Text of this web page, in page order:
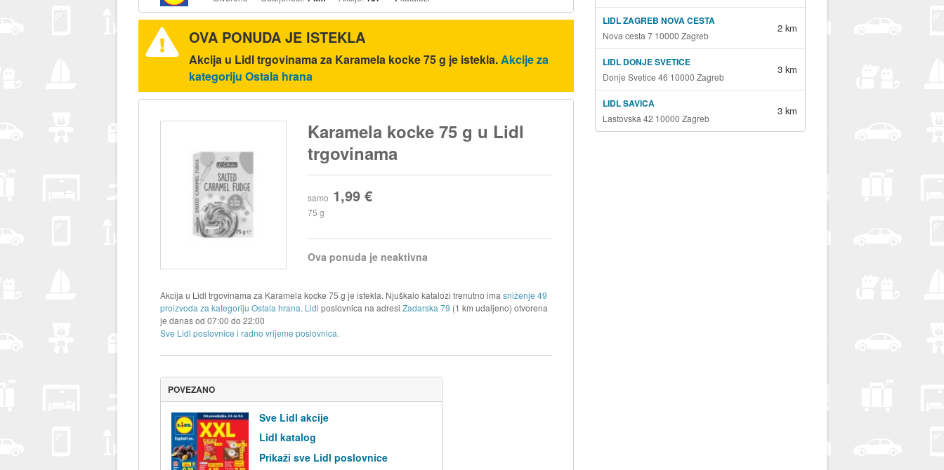
OVA PONUDA JE ISTEKLA
Akcija u Lidl trgovinama za Karamela kocke 75 g je istekla.Akcije za
kategoriju Ostala hrana
Karamela kocke 75 g u Lidl
trgovinama
samo 1,99 €
75 g
Ova ponuda je neaktivna
Akcija u Lidl trgovinama za Karamela kocke 75 g je istekla. Njuškalo katalozi trenutno ima sniženje 49
proizvoda za kategoriju Ostala hrana. Lidl poslovnica na adresi Zadarska 79 (1 km udaljeno) otvorena
je danas od 07:00 do 22:00
Sve Lidl poslovnice i radno vrijeme poslovnica.
POVEZANO
Sve Lidl akcije
Lidl katalog
Prikaži sve Lidl poslovnice
LIDL ZAGREB NOVA CESTA
Nova cesta 7 10000 Zagreb
2 km
LIDL DONJE SVETICE
Donje Svetice 46 10000 Zagreb
3 km
LIDL SAVICA
Lastovska 42 10000 Zagreb
3 km